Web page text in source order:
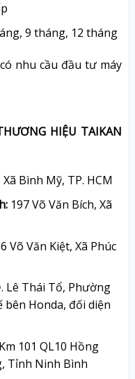
9 tháng, 12 tháng
nhu cầu đầu tư máy
HIỆU TAIKAN
Bình Mỹ, TP. HCM
197 Võ Văn Bích, Xã
Võ Văn Kiệt, Xã Phúc
Lê Thái Tổ, Phường
bên Honda, đối diện
101 QL10 Hồng
Tỉnh Ninh Bình